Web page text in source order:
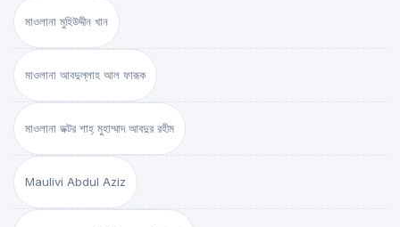
মাওলানা মুহিউদ্দীন খান
মাওলানা আবদুল্লাহ আল ফারূক
মাওলানা ডক্টর শাহ্‌ মুহাম্মাদ আবদুর রহীম
Maulivi Abdul Aziz